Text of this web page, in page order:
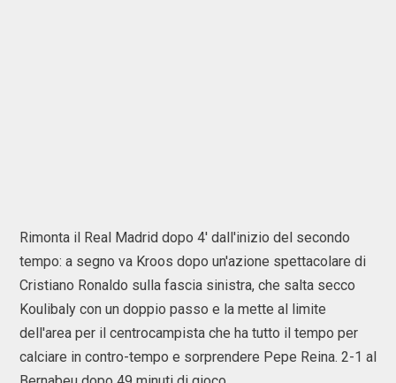
Rimonta il Real Madrid dopo 4' dall'inizio del secondo
tempo: a segno va Kroos dopo un'azione spettacolare di
Cristiano Ronaldo sulla fascia sinistra, che salta secco
Koulibaly con un doppio passo e la mette al limite
dell'area per il centrocampista che ha tutto il tempo per
calciare in contro-tempo e sorprendere Pepe Reina. 2-1 al